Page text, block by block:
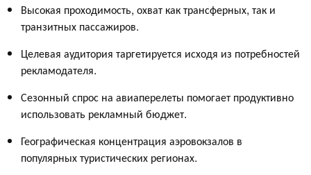
Высокая проходимость, охват как трансферных, так и
транзитных пассажиров.
Целевая аудитория таргетируется исходя из потребностей
рекламодателя.
Сезонный спрос на авиаперелеты помогает продуктивно
использовать рекламный бюджет.
Географическая концентрация аэровокзалов в
популярных туристических регионах.